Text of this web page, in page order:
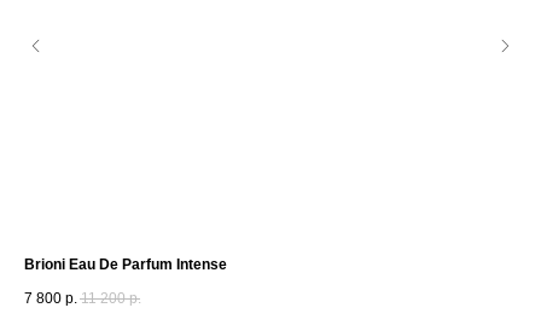
Brioni Eau De Parfum Intense
7 800 р. 11 200 р.